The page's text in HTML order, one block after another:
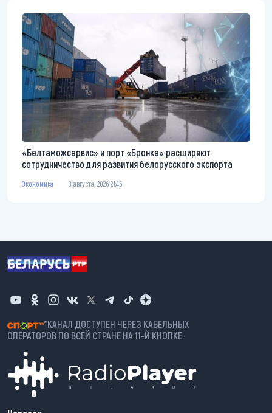
«Белтаможсервис» и порт «Бронка» расширяют
сотрудничество для развития белорусского экспорта
Экономика 8 августа, 2026 21:45
*КАНАЛ ДОСТУПЕН ЧЕРЕЗ КАБЕЛЬНЫХ
ОПЕРАТОРОВ ПО ВСЕЙ СТРАНЕ НА 11-Й КНОПКЕ.